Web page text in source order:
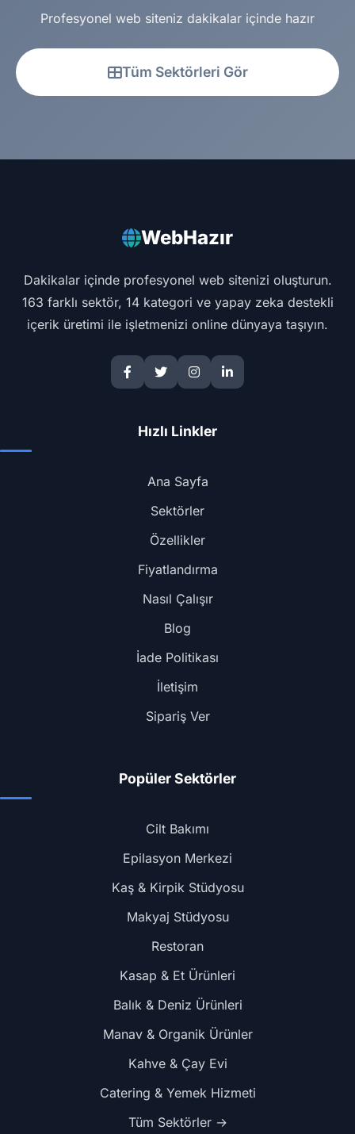
Profesyonel web siteniz dakikalar içinde hazır
Tüm Sektörleri Gör
WebHazır
Dakikalar içinde profesyonel web sitenizi oluşturun.
163 farklı sektör, 14 kategori ve yapay zeka destekli
içerik üretimi ile işletmenizi online dünyaya taşıyın.
Hızlı Linkler
Ana Sayfa
Sektörler
Özellikler
Fiyatlandırma
Nasıl Çalışır
Blog
İade Politikası
İletişim
Sipariş Ver
Popüler Sektörler
Cilt Bakımı
Epilasyon Merkezi
Kaş & Kirpik Stüdyosu
Makyaj Stüdyosu
Restoran
Kasap & Et Ürünleri
Balık & Deniz Ürünleri
Manav & Organik Ürünler
Kahve & Çay Evi
Catering & Yemek Hizmeti
Tüm Sektörler →